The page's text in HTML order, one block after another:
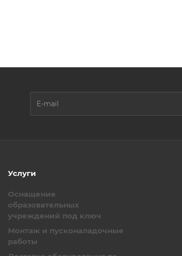
Услуги
Оснащение
образовательных
учреждений под ключ
Монтаж и пусконаладочные
работы